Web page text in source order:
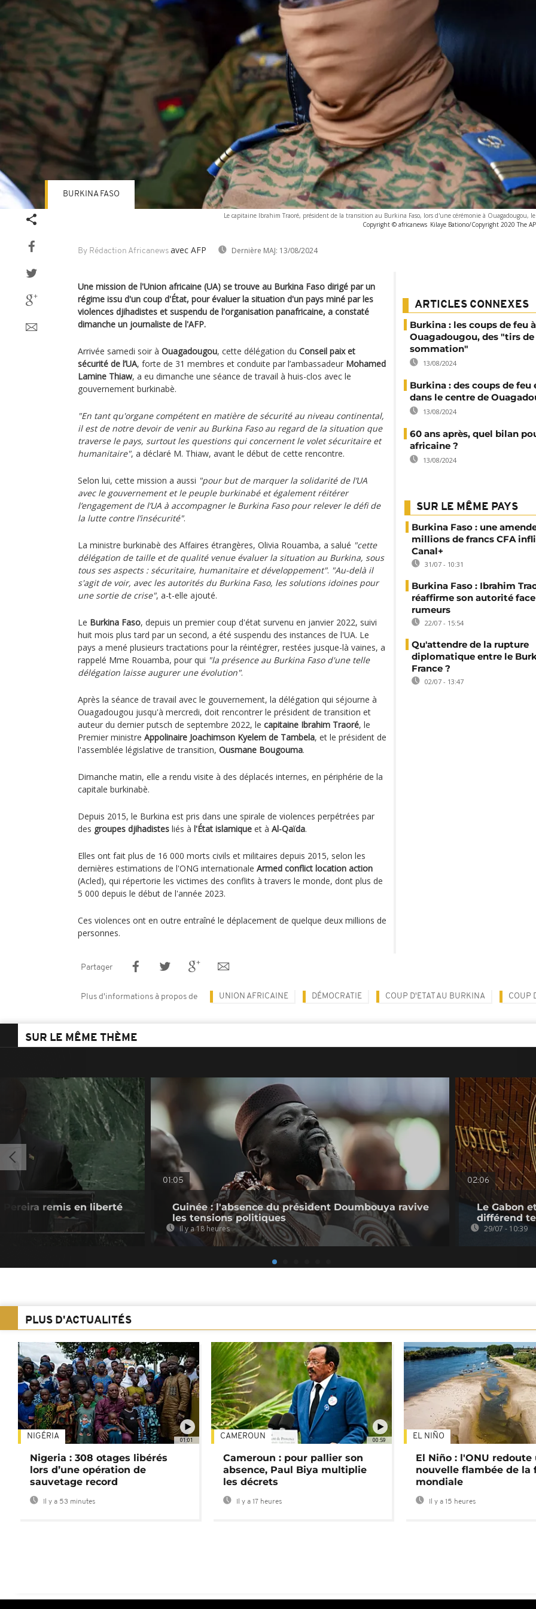
Le capitaine Ibrahim Traoré, président de la transition au Burkina Faso, lors d'une cérémonie à Ouagadougou,
Copyright © africanews Kilaye Bationo/Copyright 2020 The
By Rédaction Africanews avec AFP Dernière MAJ: 13/08/2024
BURKINA FASO
Une mission de l'Union africaine (UA) se trouve au Burkina Faso dirigé par un
régime issu d'un coup d'État, pour évaluer la situation d'un pays miné par les
violences djihadistes et suspendu de l'organisation panafricaine, a constaté
dimanche un journaliste de l'AFP.
Arrivée samedi soir à Ouagadougou, cette délégation du Conseil paix et
sécurité de l’UA, forte de 31 membres et conduite par l’ambassadeur Mohamed
Lamine Thiaw, a eu dimanche une séance de travail à huis-clos avec le
gouvernement burkinabè.
"En tant qu'organe compétent en matière de sécurité au niveau continental,
il est de notre devoir de venir au Burkina Faso au regard de la situation que
traverse le pays, surtout les questions qui concernent le volet sécuritaire et
humanitaire", a déclaré M. Thiaw, avant le début de cette rencontre.
Selon lui, cette mission a aussi "pour but de marquer la solidarité de l’UA
avec le gouvernement et le peuple burkinabé et également réitérer
l’engagement de l’UA à accompagner le Burkina Faso pour relever le défi de
la lutte contre l’insécurité".
La ministre burkinabè des Affaires étrangères, Olivia Rouamba, a salué "cette
délégation de taille et de qualité venue évaluer la situation au Burkina, sous
tous ses aspects : sécuritaire, humanitaire et développement". "Au-delà il
s'agit de voir, avec les autorités du Burkina Faso, les solutions idoines pour
une sortie de crise", a-t-elle ajouté.
Le Burkina Faso, depuis un premier coup d'état survenu en janvier 2022, suivi
huit mois plus tard par un second, a été suspendu des instances de l'UA. Le
pays a mené plusieurs tractations pour la réintégrer, restées jusque-là vaines, a
rappelé Mme Rouamba, pour qui "la présence au Burkina Faso d'une telle
délégation laisse augurer une évolution".
Après la séance de travail avec le gouvernement, la délégation qui séjourne à
Ouagadougou jusqu'à mercredi, doit rencontrer le président de transition et
auteur du dernier putsch de septembre 2022, le capitaine Ibrahim Traoré, le
Premier ministre Appolinaire Joachimson Kyelem de Tambela, et le président de
l'assemblée législative de transition, Ousmane Bougouma.
Dimanche matin, elle a rendu visite à des déplacés internes, en périphérie de la
capitale burkinabè.
Depuis 2015, le Burkina est pris dans une spirale de violences perpétrées par
des groupes djihadistes liés à l'État islamique et à Al-Qaïda.
Elles ont fait plus de 16 000 morts civils et militaires depuis 2015, selon les
dernières estimations de l'ONG internationale Armed conflict location action
(Acled), qui répertorie les victimes des conflits à travers le monde, dont plus de
5 000 depuis le début de l'année 2023.
Ces violences ont en outre entraîné le déplacement de quelque deux millions de
personnes.
ARTICLES CONNEXES
Burkina : les coups de feu à
Ouagadougou, des "tirs de
sommation"
13/08/2024
Burkina : des coups de feu
dans le centre de
13/08/2024
60 ans après, quel bilan
africaine ?
13/08/2024
SUR LE MÊME PAYS
Burkina Faso : une
millions de francs CFA
Canal+
31/07 - 10:31
Burkina Faso : Ibrahim
réaffirme son autorité
rumeurs
22/07 - 15:54
Qu'attendre de la rupture
diplomatique entre le
France ?
02/07 - 13:47
Partager
Plus d'informations à propos de UNION AFRICAINE DÉMOCRATIE COUP D'ETAT AU BURKINA COUP
SUR LE MÊME THÈME
Pereira remis en liberté
01:05
Guinée : l'absence du président Doumbouya ravive
les tensions politiques
Il y a 18 heures
02:06
Le Gabon
différend
29/07 - 10:39
PLUS D'ACTUALITÉS
01:01
NIGÉRIA
Nigeria : 308 otages libérés
lors d’une opération de
sauvetage record
Il y a 53 minutes
00:59
CAMEROUN
Cameroun : pour pallier son
absence, Paul Biya multiplie
les décrets
Il y a 17 heures
EL NIÑO
El Niño : l'ONU redoute
nouvelle flambée de la
mondiale
Il y a 15 heures